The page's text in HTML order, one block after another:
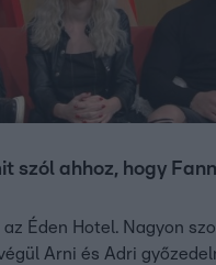
szól ahhoz, hogy
Éden Hotel. Nagyon
Arni és Adri